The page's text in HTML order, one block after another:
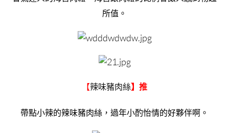
所值。
【辣味豬肉絲】推
帶點小辣的辣味豬肉絲，過年小酌怡情的好夥伴啊。